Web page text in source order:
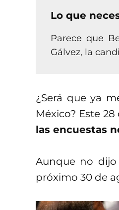
Lo que
Parece que
Gálvez, la
¿Será que ya
México? Este
las encuestas
Aunque no
próximo 30 de